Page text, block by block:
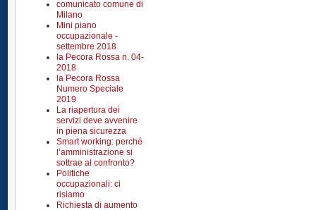
comunicato comune di
Milano
Mini piano
occupazionale -
settembre 2018
la Pecora Rossa n. 04-
2018
la Pecora Rossa
Numero Speciale
2019
La riapertura dei
servizi deve avvenire
in piena sicurezza
Smart working: perché
l’amministrazione si
sottrae al confronto?
Politiche
occupazionali: ci
risiamo
Richiesta di aumento